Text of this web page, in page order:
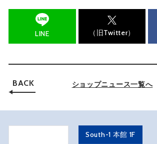
LINE （旧Twitter）
BACK ショップニュース一覧へ
South-1 本館 1F